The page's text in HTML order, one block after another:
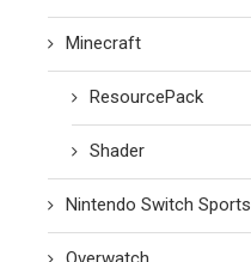
Minecraft
ResourcePack
Shader
Nintendo Switch Sports